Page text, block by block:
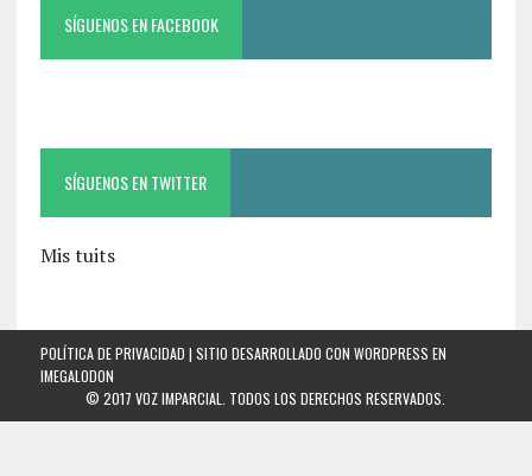
SÍGUENOS EN FACEBOOK
SÍGUENOS EN TWITTER
Mis tuits
POLÍTICA DE PRIVACIDAD | SITIO DESARROLLADO CON WORDPRESS EN
IMEGALODON
© 2017 VOZ IMPARCIAL. TODOS LOS DERECHOS RESERVADOS.